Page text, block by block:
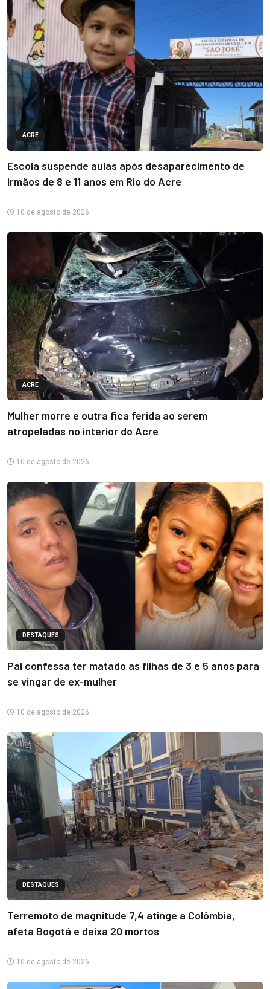
ACRE
Escola suspende aulas após desaparecimento de
irmãos de 8 e 11 anos em Rio do Acre
10 de agosto de 2026
ACRE
Mulher morre e outra fica ferida ao serem
atropeladas no interior do Acre
10 de agosto de 2026
DESTAQUES
Pai confessa ter matado as filhas de 3 e 5 anos para
se vingar de ex-mulher
10 de agosto de 2026
DESTAQUES
Terremoto de magnitude 7,4 atinge a Colômbia,
afeta Bogotá e deixa 20 mortos
10 de agosto de 2026